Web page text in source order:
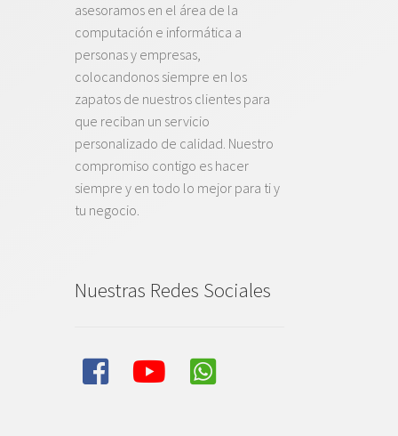
asesoramos en el área de la
computación e informática a
personas y empresas,
colocandonos siempre en los
zapatos de nuestros clientes para
que reciban un servicio
personalizado de calidad. Nuestro
compromiso contigo es hacer
siempre y en todo lo mejor para ti y
tu negocio.
Nuestras Redes Sociales